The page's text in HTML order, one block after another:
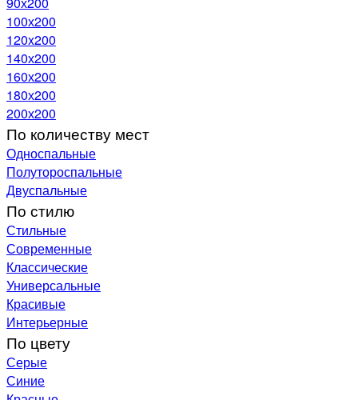
100х200
120x200
140х200
160х200
180х200
200х200
По количеству мест
Односпальные
Полутороспальные
Двуспальные
По стилю
Стильные
Современные
Классические
Универсальные
Красивые
Интерьерные
По цвету
Серые
Синие